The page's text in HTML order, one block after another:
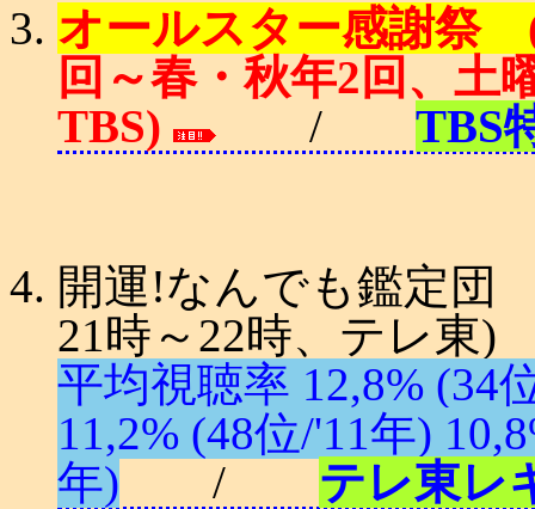
オールスター感謝祭
回～春・秋年2回、土
TBS)
/ TBS
開運!なんでも鑑定団
21時～22時、テレ東)
平均視聴率 12,8% (34
11,2% (48位/'11年)
年) / テレ東レ